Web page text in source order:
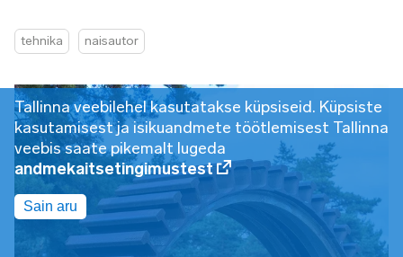
tehnika naisautor
Tallinna veebilehel kasutatakse küpsiseid. Küpsiste
kasutamisest ja isikuandmete töötlemisest Tallinna
veebis saate pikemalt lugeda
andmekaitsetingimustest
Sain aru